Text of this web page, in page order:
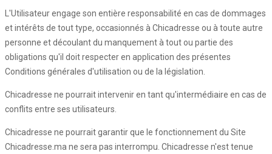
L'Utilisateur engage son entière responsabilité en cas de dommages
et intérêts de tout type, occasionnés à Chicadresse ou à toute autre
personne et découlant du manquement à tout ou partie des
obligations qu'il doit respecter en application des présentes
Conditions générales d'utilisation ou de la législation.
Chicadresse ne pourrait intervenir en tant qu'intermédiaire en cas de
conflits entre ses utilisateurs.
Chicadresse ne pourrait garantir que le fonctionnement du Site
Chicadresse.ma ne sera pas interrompu. Chicadresse n'est tenue